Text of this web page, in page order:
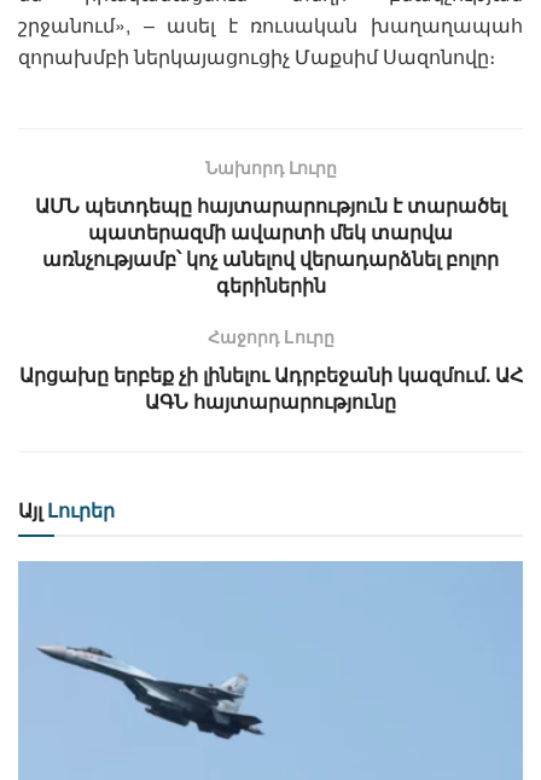
շրջանում», – ասել է ռուսական խաղաղապահ
զորախմբի ներկայացուցիչ Մաքսիմ Սազոնովը։
Նախորդ Լուրը
ԱՄՆ պետդեպը հայտարարություն է տարածել
պատերազմի ավարտի մեկ տարվա
առնչությամբ՝ կոչ անելով վերադարձնել բոլոր
գերիներին
Հաջորդ Lուրը
Արցախը երբեք չի լինելու Ադրբեջանի կազմում. ԱՀ
ԱԳՆ հայտարարությունը
Այլ Լուրեր